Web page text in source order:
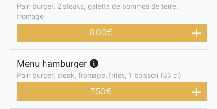
Pain burger, 2 steaks, galette de pommes de terre,
fromage
8.00€
Menu hamburger
Pain burger, steak, fromage, frites, 1 boisson (33 cl)
7.50€